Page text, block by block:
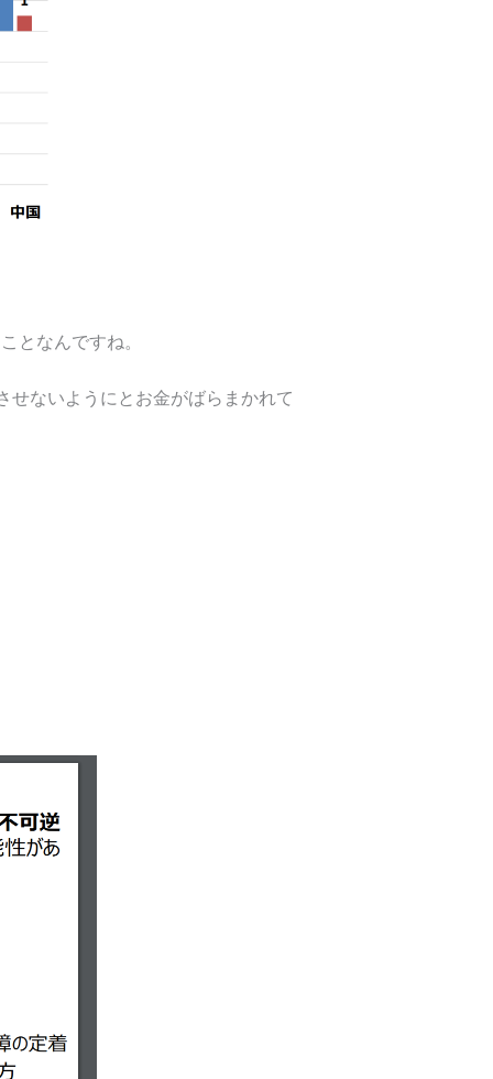
となんですね。
ないようにとお金がばらまかれて